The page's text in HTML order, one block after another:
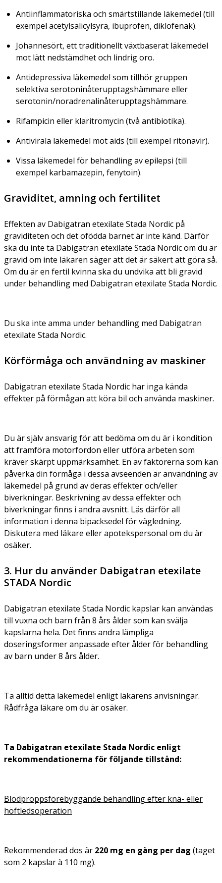
Antiinflammatoriska och smärtstillande läkemedel (till
exempel acetylsalicylsyra, ibuprofen, diklofenak).
Johannesört, ett traditionellt växtbaserat läkemedel
mot lätt nedstämdhet och lindrig oro.
Antidepressiva läkemedel som tillhör gruppen
selektiva serotoninåterupptagshämmare eller
serotonin/noradrenalinåterupptagshämmare.
Rifampicin eller klaritromycin (två antibiotika).
Antivirala läkemedel mot aids (till exempel ritonavir).
Vissa läkemedel för behandling av epilepsi (till
exempel karbamazepin, fenytoin).
Graviditet, amning och fertilitet
Effekten av Dabigatran etexilate Stada Nordic på
graviditeten och det ofödda barnet är inte känd. Därför
ska du inte ta Dabigatran etexilate Stada Nordic om du är
gravid om inte läkaren säger att det är säkert att göra så.
Om du är en fertil kvinna ska du undvika att bli gravid
under behandling med Dabigatran etexilate Stada Nordic.
Du ska inte amma under behandling med Dabigatran
etexilate Stada Nordic.
Körförmåga och användning av maskiner
Dabigatran etexilate Stada Nordic har inga kända
effekter på förmågan att köra bil och använda maskiner.
Du är själv ansvarig för att bedöma om du är i kondition
att framföra motorfordon eller utföra arbeten som
kräver skärpt uppmärksamhet. En av faktorerna som kan
påverka din förmåga i dessa avseenden är användning av
läkemedel på grund av deras effekter och/eller
biverkningar. Beskrivning av dessa effekter och
biverkningar finns i andra avsnitt. Läs därför all
information i denna bipacksedel för vägledning.
Diskutera med läkare eller apotekspersonal om du är
osäker.
3. Hur du använder Dabigatran etexilate
STADA Nordic
Dabigatran etexilate Stada Nordic kapslar kan användas
till vuxna och barn från 8 års ålder som kan svälja
kapslarna hela. Det finns andra lämpliga
doseringsformer anpassade efter ålder för behandling
av barn under 8 års ålder.
Ta alltid detta läkemedel enligt läkarens anvisningar.
Rådfråga läkare om du är osäker.
Ta Dabigatran etexilate Stada Nordic enligt
rekommendationerna för följande tillstånd:
Blodproppsförebyggande behandling efter knä- eller
höftledsoperation
Rekommenderad dos är 220 mg en gång per dag (taget
som 2 kapslar à 110 mg).